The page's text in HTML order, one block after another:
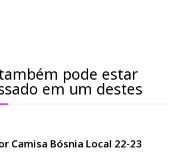
pode estar
em um destes
Camisa Bósnia Local 22-23